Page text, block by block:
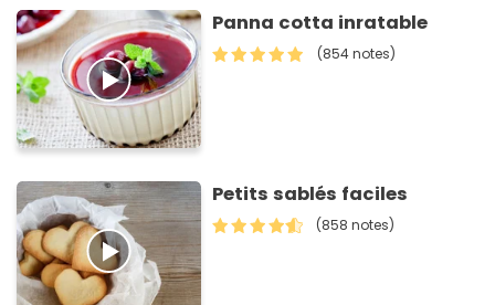
Panna cotta inratable
(854 notes)
Petits sablés faciles
(858 notes)